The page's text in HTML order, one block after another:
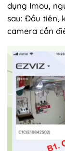
dụng Imou,
sau: Đầu tiên,
camera cần